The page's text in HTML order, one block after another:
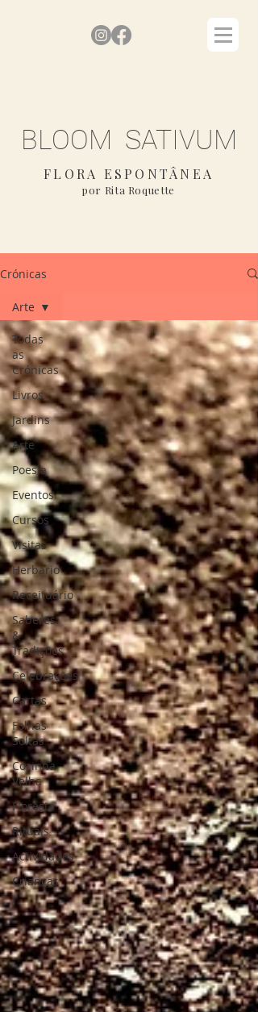
BLOOM SATIVUM
FLORA ESPONTÂNEA
por Rita Roquette
Crónicas
Todas
as
Crónicas
Livros
Jardins
Arte
Poesia
Eventos
Cursos
Visitas
Herbário
Receituário
Saberes
&
Tradições
Celebrações
Cartas
Folhas
Soltas
Cozinha
Velha
Floresta
Rituais
Actividades
Crianças
Arte